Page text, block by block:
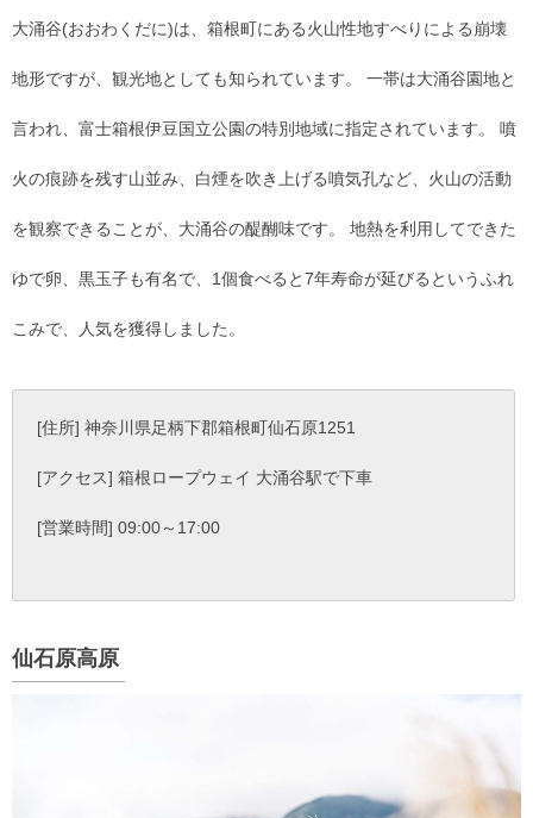
大涌谷(おおわくだに)は、箱根町にある火山性地すべりによる崩壊
地形ですが、観光地としても知られています。 一帯は大涌谷園地と
言われ、富士箱根伊豆国立公園の特別地域に指定されています。 噴
火の痕跡を残す山並み、白煙を吹き上げる噴気孔など、火山の活動
を観察できることが、大涌谷の醍醐味です。 地熱を利用してできた
ゆで卵、黒玉子も有名で、1個食べると7年寿命が延びるというふれ
こみで、人気を獲得しました。
[住所] 神奈川県足柄下郡箱根町仙石原1251
[アクセス] 箱根ロープウェイ 大涌谷駅で下車
[営業時間] 09:00～17:00
仙石原高原